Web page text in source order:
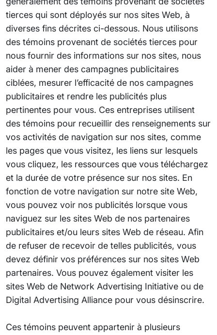
tierces qui sont déployés sur nos sites Web, à
diverses fins décrites ci-dessous. Nous utilisons
des témoins provenant de sociétés tierces pour
nous fournir des informations sur nos sites, nous
aider à mener des campagnes publicitaires
ciblées, mesurer l’efficacité de nos campagnes
publicitaires et rendre les publicités plus
pertinentes pour vous. Ces entreprises utilisent
des témoins pour recueillir des renseignements sur
vos activités de navigation sur nos sites, comme
les pages que vous visitez, les liens sur lesquels
vous cliquez, les ressources que vous téléchargez
et la durée de votre présence sur nos sites. En
fonction de votre navigation sur notre site Web,
vous pouvez voir nos publicités lorsque vous
naviguez sur les sites Web de nos partenaires
publicitaires et/ou leurs sites Web de réseau. Afin
de refuser de recevoir de telles publicités, vous
devez définir vos préférences sur nos sites Web
partenaires. Vous pouvez également visiter les
sites Web de Network Advertising Initiative ou de
Digital Advertising Alliance pour vous désinscrire.
Ces témoins peuvent appartenir à plusieurs